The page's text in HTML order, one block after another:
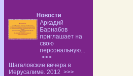
Новости
Аркадий
Барнабов
приглашает на
свою
персональную...
>>>
Шагаловские вечера в
Иерусалиме. 2012 >>>